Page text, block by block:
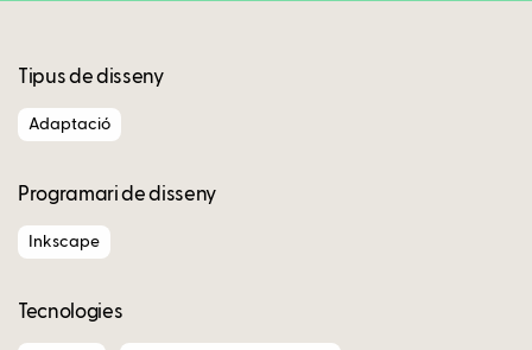
Tipus de disseny
Adaptació
Programari de disseny
Inkscape
Tecnologies